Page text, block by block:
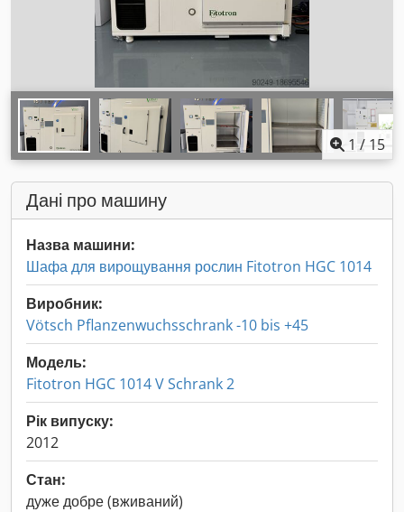
1 / 15
Дані про машину
Назва машини:
Шафа для вирощування рослин Fitotron HGC 1014
Виробник:
Vötsch Pflanzenwuchsschrank -10 bis +45
Модель:
Fitotron HGC 1014 V Schrank 2
Рік випуску:
2012
Стан:
дуже добре (вживаний)